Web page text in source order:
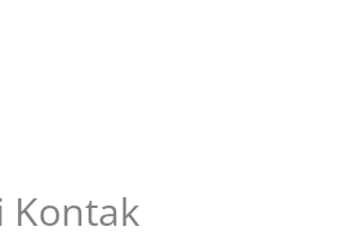
Kontak